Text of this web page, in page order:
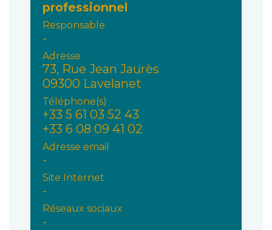
professionnel
Responsable
-
Adresse
73, Rue Jean Jaurès
09300 Lavelanet
Téléphone(s)
+33 5 61 03 52 43
+33 6 08 09 41 02
Adresse email
-
Site Internet
-
Réseaux sociaux
-